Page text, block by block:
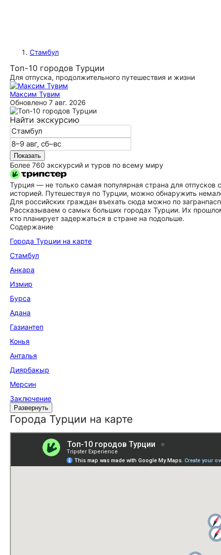
Стамбул
Топ-10 городов Турции
Для отпуска, продолжительного путешествия и жизни
Максим Тувим
Обновлено 7 авг. 2026
Найти экскурсию
Показать
Более 760 экскурсий и туров по всему миру
Турция — не только самая популярная страна для
историей. Путешествуя по Турции, можно обнаружить
Для российских граждан въехать сюда можно по
Рассказываем о самых больших городах Турции. Их
кто планирует задержаться в стране на подольше.
Содержание
Города Турции на карте
Стамбул
Анкара
Измир
Бурса
Адана
Газиантеп
Конья
Анталья
Диярбакыр
Мерсин
Заключение
Развернуть
Города Турции на карте